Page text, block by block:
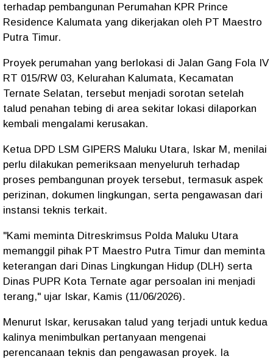
terhadap pembangunan Perumahan KPR Prince
Residence Kalumata yang dikerjakan oleh PT Maestro
Putra Timur.
Proyek perumahan yang berlokasi di Jalan Gang Fola IV
RT 015/RW 03, Kelurahan Kalumata, Kecamatan
Ternate Selatan, tersebut menjadi sorotan setelah
talud penahan tebing di area sekitar lokasi dilaporkan
kembali mengalami kerusakan.
Ketua DPD LSM GIPERS Maluku Utara, Iskar M, menilai
perlu dilakukan pemeriksaan menyeluruh terhadap
proses pembangunan proyek tersebut, termasuk aspek
perizinan, dokumen lingkungan, serta pengawasan dari
instansi teknis terkait.
"Kami meminta Ditreskrimsus Polda Maluku Utara
memanggil pihak PT Maestro Putra Timur dan meminta
keterangan dari Dinas Lingkungan Hidup (DLH) serta
Dinas PUPR Kota Ternate agar persoalan ini menjadi
terang," ujar Iskar, Kamis (11/06/2026).
Menurut Iskar, kerusakan talud yang terjadi untuk kedua
kalinya menimbulkan pertanyaan mengenai
perencanaan teknis dan pengawasan proyek. Ia